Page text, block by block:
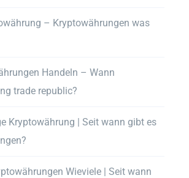
– Kryptowährungen was
Handeln – Wann
trade republic?
Kryptowährung | Seit wann gibt es
Wieviele | Seit wann